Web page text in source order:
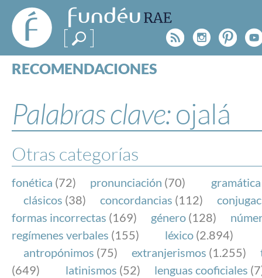
FundéuRAE
- Fundación
del Español
Urgente
Rss
RECOMENDACIONES
ESPECIALES
BLOG
NOTICIAS
SOBRE LA FUNDÉURAE
FundéuRAE es una fundación patrocinada por la
y la Real Academia Española, cuyo objetivo es
el buen uso del español en los medios de
Internet.
Palabras clave:ojalá
Otras categorías
fonética (72) pronunciación (70) gramática
clásicos (38) concordancias (112)
formas incorrectas (169) género (128)
regímenes verbales (155) léxico (2.894)
antropónimos (75) extranjerismos (1.255)
(649)
latinismos (52) lenguas cooficiales